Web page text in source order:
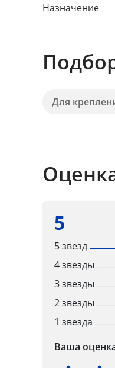
Назначение
Для
5
5 звезд
4 звезды
3 звезды
2 звезды
1 звезда
Ваша